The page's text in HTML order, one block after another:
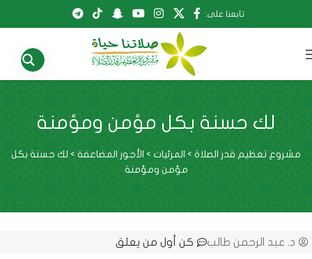
تابعنا على:
لك حسنة بكل مؤمن ومؤمنة
مشروع تعظيم قدر الصلاة > المرئيات > الأجور المضاعفة > لك حسنة بكل
مؤمن ومؤمنة
د. عبد الرحمن طالب كن أول من يعلق